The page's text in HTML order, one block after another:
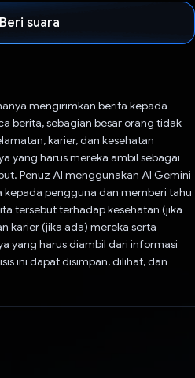
Beri suara
mengirimkan berita kepada
berita, sebagian besar orang tidak
karier, dan kesehatan
yang harus mereka ambil sebagai
Penuz AI menggunakan AI Gemini
kepada pengguna dan memberi tahu
tersebut terhadap kesehatan (jika
karier (jika ada) mereka serta
yang harus diambil dari informasi
ini dapat disimpan, dilihat, dan